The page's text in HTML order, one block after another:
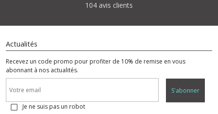
104 avis clients
Actualités
Recevez un code promo pour profiter de 10% de remise en vous
abonnant à nos actualités.
S'abonner
Je ne suis pas un robot